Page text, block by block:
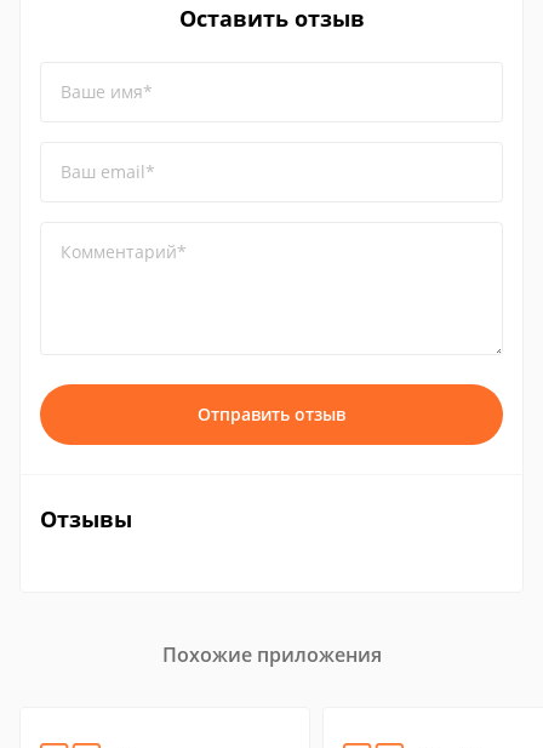
Оставить отзыв
Ваше имя*
Ваш email*
Комментарий*
Отправить отзыв
Отзывы
Похожие приложения